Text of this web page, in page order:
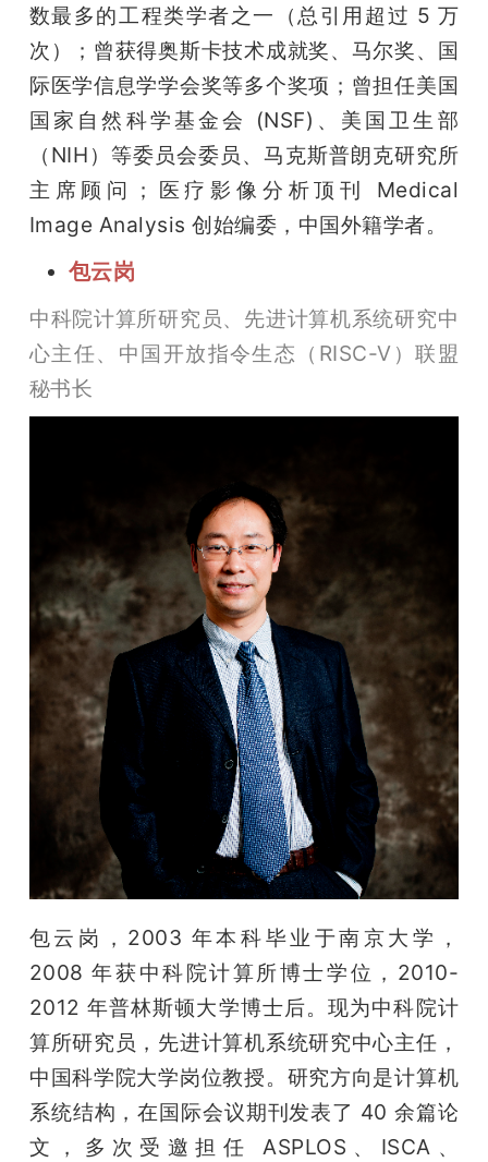
数最多的工程类学者之一（总引用超过 5 万
次）；曾获得奥斯卡技术成就奖、马尔奖、国
际医学信息学学会奖等多个奖项；曾担任美国
国家自然科学基金会 (NSF)、美国卫生部
（NIH）等委员会委员、马克斯普朗克研究所
主席顾问；医疗影像分析顶刊 Medical
Image Analysis 创始编委，中国外籍学者。
包云岗
中科院计算所研究员、先进计算机系统研究中
心主任、中国开放指令生态（RISC-V）联盟
秘书长
包云岗，2003 年本科毕业于南京大学，
2008 年获中科院计算所博士学位，2010-
2012 年普林斯顿大学博士后。现为中科院计
算所研究员，先进计算机系统研究中心主任，
中国科学院大学岗位教授。研究方向是计算机
系统结构，在国际会议期刊发表了 40 余篇论
文，多次受邀担任 ASPLOS、ISCA、